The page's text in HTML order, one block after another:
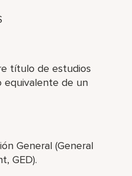
título de estudios
equivalente de un
General (General
GED).